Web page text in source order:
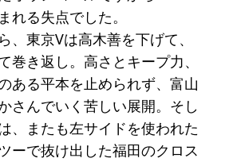
れる失点でした。
、東京Vは高木善を下げて、
巻き返し。高さとキープ力、
ある平本を止められず、富山
さんでいく苦しい展開。そし
、またも左サイドを使われた
ーで抜け出した福田のクロス